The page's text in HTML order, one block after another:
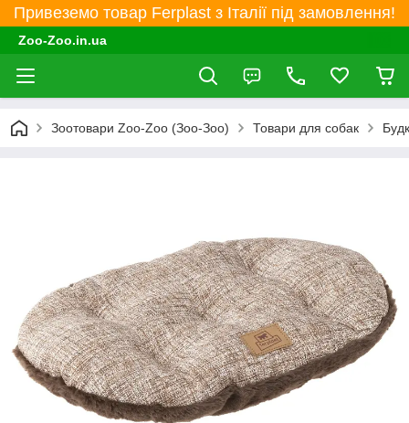
Привеземо товар Ferplast з Італії під замовлення!
Zoo-Zoo.in.ua
Зоотовари Zoo-Zoo (Зоо-Зоо) Товари для собак